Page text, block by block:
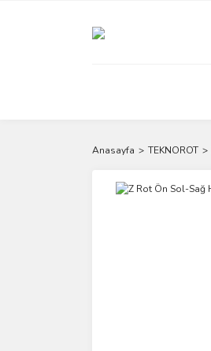
Anasayfa TEKNOROT